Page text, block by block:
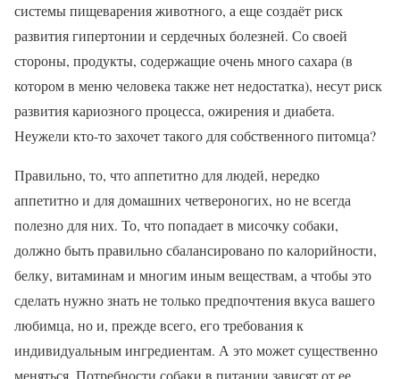
системы пищеварения животного, а еще создаёт риск
развития гипертонии и сердечных болезней. Со своей
стороны, продукты, содержащие очень много сахара (в
котором в меню человека также нет недостатка), несут риск
развития кариозного процесса, ожирения и диабета.
Неужели кто-то захочет такого для собственного питомца?
Правильно, то, что аппетитно для людей, нередко
аппетитно и для домашних четвероногих, но не всегда
полезно для них. То, что попадает в мисочку собаки,
должно быть правильно сбалансировано по калорийности,
белку, витаминам и многим иным веществам, а чтобы это
сделать нужно знать не только предпочтения вкуса вашего
любимца, но и, прежде всего, его требования к
индивидуальным ингредиентам. А это может существенно
меняться. Потребности собаки в питании зависят от ее